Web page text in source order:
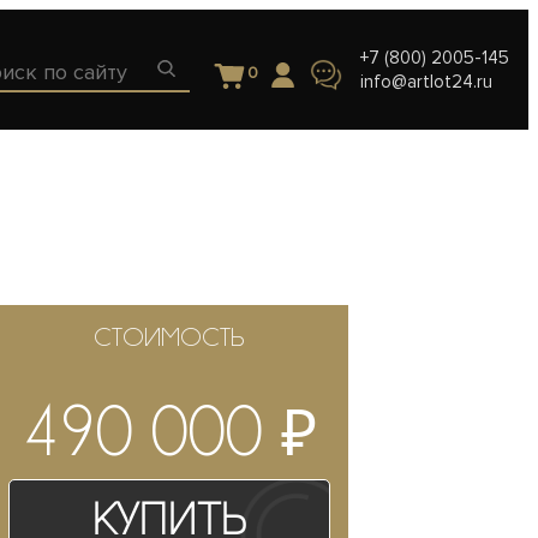
0
+7 (800) 2005-145
info@artlot24.ru
СТОИМОСТЬ
490 000 ₽
Купить